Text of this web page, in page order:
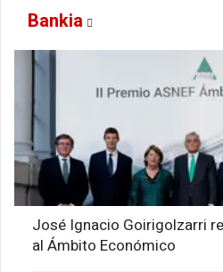
Bankia
José Ignacio Goirigolzarri
al Ámbito Económico